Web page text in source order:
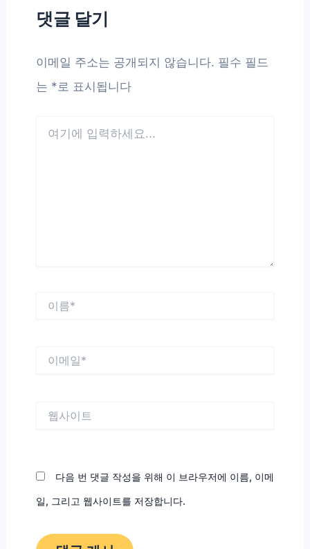
댓글 달기
이메일 주소는 공개되지 않습니다. 필수 필드
는 * 로 표시됩니다
다음 번 댓글 작성을 위해 이 브라우저에 이름, 이메
일, 그리고 웹사이트를 저장합니다.